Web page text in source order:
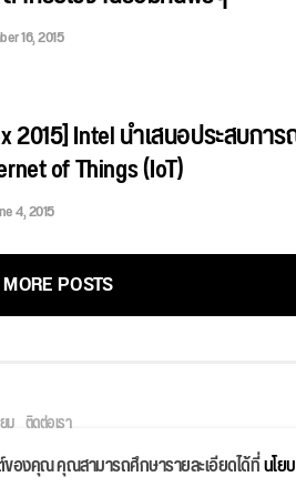
16, 2015
2015] Intel นำเสนอประสบกา
of Things (IoT)
4, 2015
MORE POSTS
ม ติดต่อเรา
ของคุณ คุณสามารถศึกษารายละเอียดได้ที่นโย